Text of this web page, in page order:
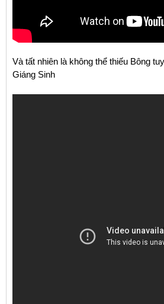
Và tất nhiên là không thể thiếu Bông
Giáng Sinh